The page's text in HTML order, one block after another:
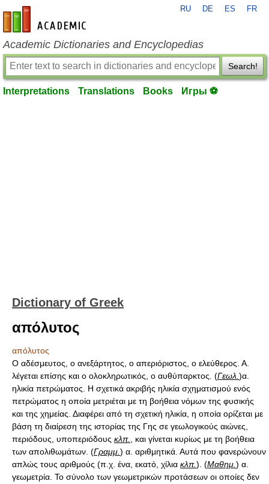
en-academic.com
RU DE ES FR
Academic Dictionaries and Encyclopedias
Search!
Interpretations Translations Books Игры ⚽
Dictionary of Greek
απόλυτος
απόλυτος
Ο αδέσμευτος, o ανεξάρτητος, ο απεριόριστος, ο ελεύθερος. Α.
λέγεται επίσης και ο ολοκληρωτικός, o αυθύπαρκτος. (Γεωλ. )α.
ηλικία πετρώματος. Η σχετικά ακριβής ηλικία σχηματισμού ενός
πετρώματος η οποία μετριέται με τη βοήθεια νόμων της φυσικής
και της χημείας. Διαφέρει από τη σχετική ηλικία, η οποία ορίζεται με
βάση τη διαίρεση της ιστορίας της Γης σε γεωλογικούς αιώνες,
περιόδους, υποπεριόδους κλπ.
, και γίνεται κυρίως με τη βοήθεια
των απολιθωμάτων. (Γραμμ. ) α. αριθμητικά. Αυτά που φανερώνουν
απλώς τους αριθμούς (π.χ. ένα, εκατό, χίλια κλπ.). (Μαθημ. ) α.
γεωμετρία. To σύνολο των γεωμετρικών προτάσεων οι οποίες δεν